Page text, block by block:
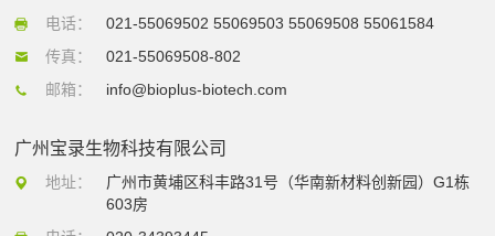
电话：
021-55069502 55069503 55069508 55061584
传真：
021-55069508-802
邮箱：
info@bioplus-biotech.com
广州宝录生物科技有限公司
地址：
广州市黄埔区科丰路31号（华南新材料创新园）G1栋
603房